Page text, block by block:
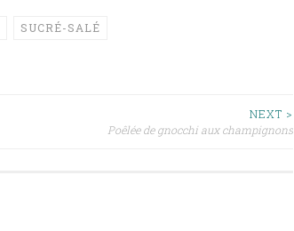
SUCRÉ-SALÉ
NEXT >
Poêlée de gnocchi aux champignons